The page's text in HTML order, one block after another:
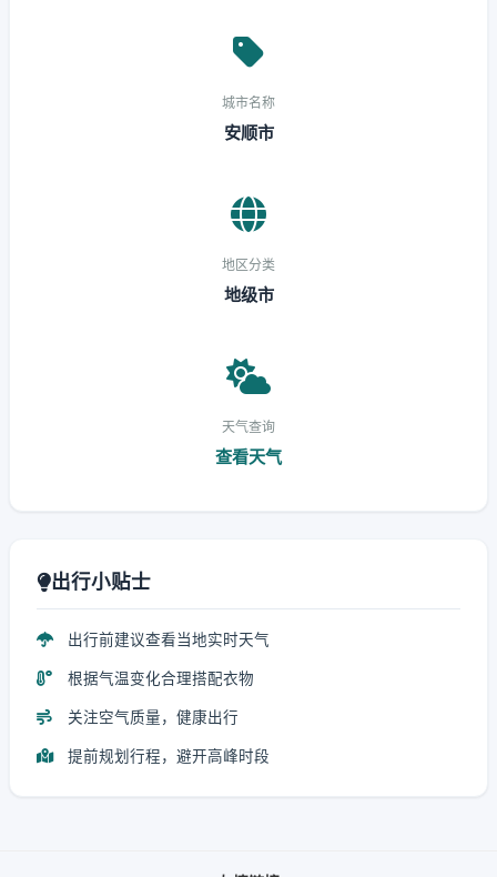
城市名称
安顺市
地区分类
地级市
天气查询
查看天气
出行小贴士
出行前建议查看当地实时天气
根据气温变化合理搭配衣物
关注空气质量，健康出行
提前规划行程，避开高峰时段